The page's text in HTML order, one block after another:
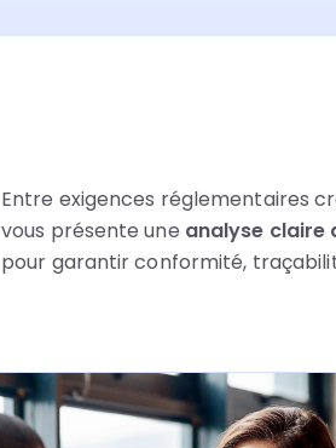
Entre exigences réglementaires
vous présente une analyse claire
pour garantir conformité,